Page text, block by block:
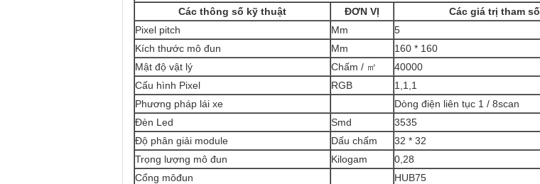
Các thông số kỹ thuật ĐƠN VỊ
Các giá trị tham số
Pixel pitch
Mm
5
Kích thước mô đun
Mm
160 * 160
Mật độ vật lý
Chấm / ㎡
40000
Cấu hình Pixel
RGB
1,1,1
Phương pháp lái xe
Dòng điện liên tục 1 / 8scan
Đèn Led
Smd
3535
Độ phân giải module
Dấu chấm
32 * 32
Trọng lượng mô đun
Kilogam
0,28
Cổng môđun
HUB75